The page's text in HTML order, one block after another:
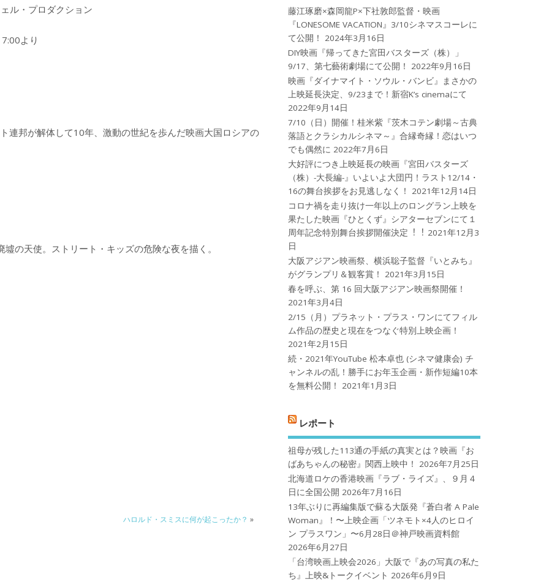
ル・プロダクション
より
邦が解体して10年、激動の世紀を歩んだ映画大国ロシアの
の天使。ストリート・キッズの危険な夜を描く。
ハロルド・スミスに何が起こったか？ »
藤江琢磨×森岡龍P×下社敦郎監督・映画
『LONESOME VACATION』3/10シネマスコーレに
て公開！
2024年3月16日
DIY映画『帰ってきた宮田バスターズ（株）」
9/17、第七藝術劇場にて公開！
2022年9月16日
映画『ダイナマイト・ソウル・バンビ』まさかの
上映延長決定、9/23まで！新宿K’s cinemaにて
2022年9月14日
7/10（日）開催！桂米紫『茨木コテン劇場～古典
落語とクラシカルシネマ～』合縁奇縁！恋はいつ
でも偶然に 2022年7月6日
大好評につき上映延長の映画『宮田バスターズ
（株）-大長編-』いよいよ大団円！ラスト12/14・
16の舞台挨拶をお見逃しなく！
2021年12月14日
コロナ禍を⾛り抜け⼀年以上のロングラン上映を
果たした映画『ひとくず』シアターセブンにて１
周年記念特別舞台挨拶開催決定︕︕ 2021年12月3
日
大阪アジアン映画祭、横浜聡子監督『いとみち』
がグランプリ＆観客賞！
2021年3月15日
春を呼ぶ、第 16 回大阪アジアン映画祭開催！
2021年3月4日
2/15（月）プラネット・プラス・ワンにてフィル
ム作品の歴史と現在をつなぐ特別上映企画！
2021年2月15日
続・2021年YouTube 松本卓也 (シネマ健康会) チ
ャンネルの乱！勝手にお年玉企画・新作短編10本
を無料公開！
2021年1月3日
レポート
祖母が残した113通の手紙の真実とは？映画『お
ばあちゃんの秘密』関西上映中！
2026年7月25日
北海道ロケの香港映画『ラブ・ライズ』、９月４
日に全国公開 2026年7月16日
13年ぶりに再編集版で蘇る大阪発『蒼白者 A Pale
Woman』！〜上映企画「ツネモト×4人のヒロイ
ン プラスワン」〜6月28日＠神戸映画資料館
2026年6月27日
「台湾映画上映会2026」大阪で『あの写真の私た
ち』上映&トークイベント 2026年6月9日